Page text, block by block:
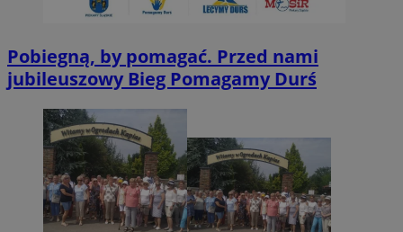
Pobiegną, by pomagać. Przed nami
jubileuszowy Bieg Pomagamy Durś